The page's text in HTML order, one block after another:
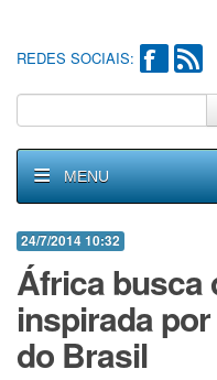
REDES SOCIAIS:
MENU
24/7/2014 10:32
África busca
inspirada
do Brasil